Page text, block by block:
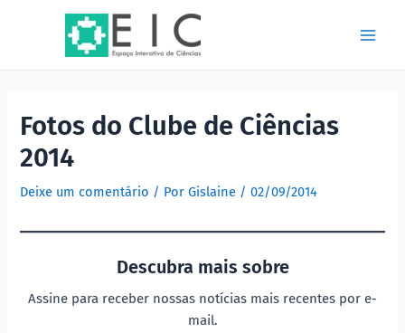
Fotos do Clube de Ciências
2014
Deixe um comentário / PorGislaine /02/09/2014
Descubra mais sobre
Assine para receber nossas notícias mais recentes por e-
mail.
navigation